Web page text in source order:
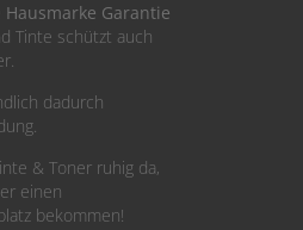
Hausmarke Garantie
Tinte schützt auch
dadurch
& Toner ruhig da,
einen
bekommen!